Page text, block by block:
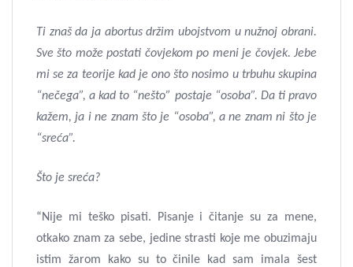
Ti znaš da ja abortus držim ubojstvom u nužnoj obrani.
Sve što može postati čovjekom po meni je čovjek. Jebe
mi se za teorije kad je ono što nosimo u trbuhu skupina
“nečega”, a kad to “nešto” postaje “osoba”. Da ti pravo
kažem, ja i ne znam što je “osoba”, a ne znam ni što je
“sreća”.
Što je sreća?
“Nije mi teško pisati. Pisanje i čitanje su za mene,
otkako znam za sebe, jedine strasti koje me obuzimaju
istim žarom kako su to činile kad sam imala šest